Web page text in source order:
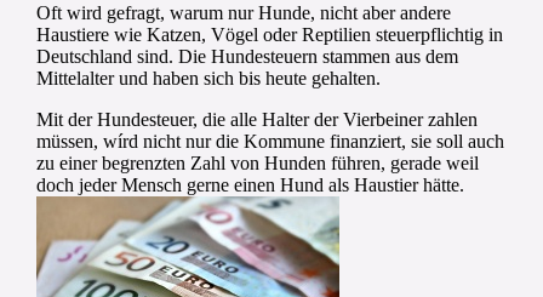
Oft wird gefragt, warum nur Hunde, nicht aber andere
Haustiere wie Katzen, Vögel oder Reptilien steuerpflichtig in
Deutschland sind. Die Hundesteuern stammen aus dem
Mittelalter und haben sich bis heute gehalten.
Mit der Hundesteuer, die alle Halter der Vierbeiner zahlen
müssen, wírd nicht nur die Kommune finanziert, sie soll auch
zu einer begrenzten Zahl von Hunden führen, gerade weil
doch jeder Mensch gerne einen Hund als Haustier hätte.